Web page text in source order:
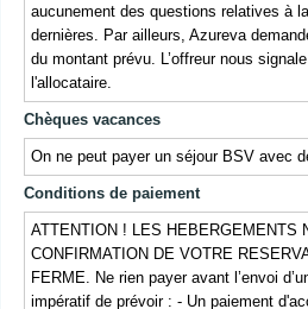
aucunement des questions relatives à
dernières. Par ailleurs, Azureva
du montant prévu. L’offreur nous
l'allocataire.
Chèques vacances
On ne peut payer un séjour BSV avec
Conditions de paiement
ATTENTION ! LES HEBERGEMENTS
CONFIRMATION DE VOTRE
FERME. Ne rien payer avant l’envoi
impératif de prévoir : - Un paiement